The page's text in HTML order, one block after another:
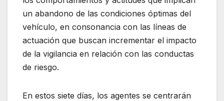
un abandono de las condiciones óptimas del
vehículo, en consonancia con las líneas de
actuación que buscan incrementar el impacto
de la vigilancia en relación con las conductas
de riesgo.
En estos siete días, los agentes se centrarán